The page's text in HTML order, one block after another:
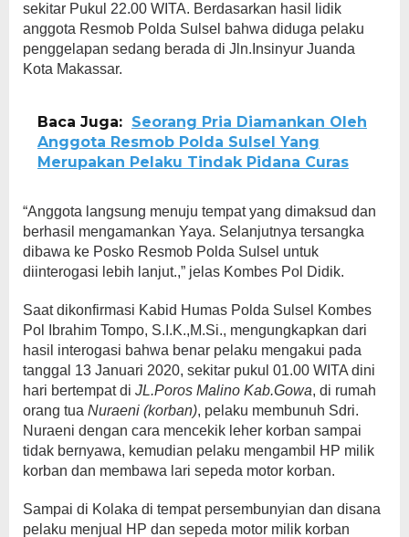
sekitar Pukul 22.00 WITA. Berdasarkan hasil lidik
anggota Resmob Polda Sulsel bahwa diduga pelaku
penggelapan sedang berada di Jln.Insinyur Juanda
Kota Makassar.
Baca Juga: Seorang Pria Diamankan Oleh
Anggota Resmob Polda Sulsel Yang
Merupakan Pelaku Tindak Pidana Curas
“Anggota langsung menuju tempat yang dimaksud dan
berhasil mengamankan Yaya. Selanjutnya tersangka
dibawa ke Posko Resmob Polda Sulsel untuk
diinterogasi lebih lanjut.,” jelas Kombes Pol Didik.
Saat dikonfirmasi Kabid Humas Polda Sulsel Kombes
Pol Ibrahim Tompo, S.I.K.,M.Si., mengungkapkan dari
hasil interogasi bahwa benar pelaku mengakui pada
tanggal 13 Januari 2020, sekitar pukul 01.00 WITA dini
hari bertempat di JL.Poros Malino Kab.Gowa, di rumah
orang tua Nuraeni (korban), pelaku membunuh Sdri.
Nuraeni dengan cara mencekik leher korban sampai
tidak bernyawa, kemudian pelaku mengambil HP milik
korban dan membawa lari sepeda motor korban.
Sampai di Kolaka di tempat persembunyian dan disana
pelaku menjual HP dan sepeda motor milik korban